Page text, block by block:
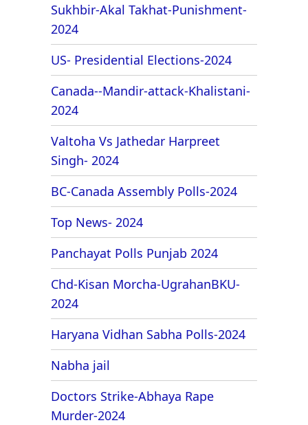
Sukhbir-Akal Takhat-Punishment-
2024
US- Presidential Elections-2024
Canada--Mandir-attack-Khalistani-
2024
Valtoha Vs Jathedar Harpreet
Singh- 2024
BC-Canada Assembly Polls-2024
Top News- 2024
Panchayat Polls Punjab 2024
Chd-Kisan Morcha-UgrahanBKU-
2024
Haryana Vidhan Sabha Polls-2024
Nabha jail
Doctors Strike-Abhaya Rape
Murder-2024